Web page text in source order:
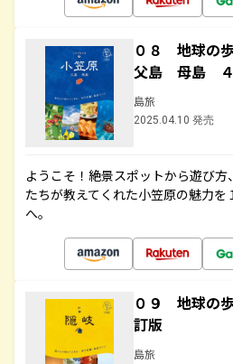
０８ 地球の
父島 母島
島旅
2025.04.10 発売
ようこそ！絶景スポットから遊び
たちが教えてくれた小笠原の魅力
へ。
０９ 地球の
訂版
島旅